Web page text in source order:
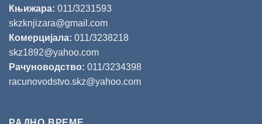
Књижара: 011/3231593
skzknjizara@gmail.com
Комерцијала: 011/3238218
skz1892@yahoo.com
Рачуноводство: 011/3234398
racunovodstvo.skz@yahoo.com